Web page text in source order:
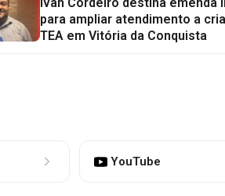
para ampliar atendimento a
TEA em Vitória da Conquista
YouTube